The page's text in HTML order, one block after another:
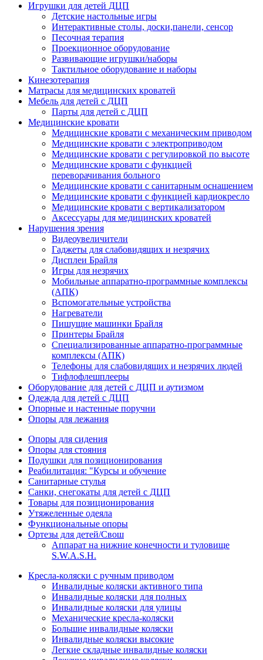
Игрушки для детей ДЦП
Детские настольные игры
Интерактивные столы, доски,панели, сенсор
Песочная терапия
Проекционное оборудование
Развивающие игрушки/наборы
Тактильное оборудование и наборы
Кинезотерапия
Матрасы для медицинских кроватей
Мебель для детей с ДЦП
Парты для детей с ДЦП
Медицинские кровати
Медицинские кровати с механическим приводом
Медицинские кровати с электроприводом
Медицинские кровати с регулировкой по высоте
Медицинские кровати с функцией
переворачивания больного
Медицинские кровати с санитарным оснащением
Медицинские кровати с функцией кардиокресло
Медицинские кровати с вертикализатором
Аксессуары для медицинских кроватей
Нарушения зрения
Видеоувеличители
Гаджеты для слабовидящих и незрячих
Дисплеи Брайля
Игры для незрячих
Мобильные аппаратно-программные комплексы
(АПК)
Вспомогательные устройства
Нагреватели
Пишущие машинки Брайля
Принтеры Брайля
Специализированные аппаратно-программные
комплексы (АПК)
Телефоны для слабовидящих и незрячих людей
Тифлофлешплееры
Оборудование для детей с ДЦП и аутизмом
Одежда для детей с ДЦП
Опорные и настенные поручни
Опоры для лежания
Опоры для сидения
Опоры для стояния
Подушки для позиционирования
Реабилитация: "Курсы и обучение
Санитарные стулья
Санки, снегокаты для детей с ДЦП
Товары для позиционирования
Утяжеленные одеяла
Функциональные опоры
Ортезы для детей/Свош
Аппарат на нижние конечности и туловище
S.W.A.S.H.
Кресла-коляски с ручным приводом
Инвалидные коляски активного типа
Инвалидные коляски для полных
Инвалидные коляски для улицы
Механические кресла-коляски
Большие инвалидные коляски
Инвалидные коляски высокие
Легкие складные инвалидные коляски